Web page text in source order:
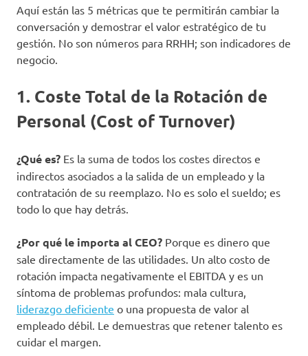
Aquí están las 5 métricas que te permitirán cambiar la
conversación y demostrar el valor estratégico de tu
gestión. No son números para RRHH; son indicadores de
negocio.
1. Coste Total de la Rotación de
Personal (Cost of Turnover)
¿Qué es? Es la suma de todos los costes directos e
indirectos asociados a la salida de un empleado y la
contratación de su reemplazo. No es solo el sueldo; es
todo lo que hay detrás.
¿Por qué le importa al CEO? Porque es dinero que
sale directamente de las utilidades. Un alto costo de
rotación impacta negativamente el EBITDA y es un
síntoma de problemas profundos: mala cultura,
liderazgo deficiente o una propuesta de valor al
empleado débil. Le demuestras que retener talento es
cuidar el margen.